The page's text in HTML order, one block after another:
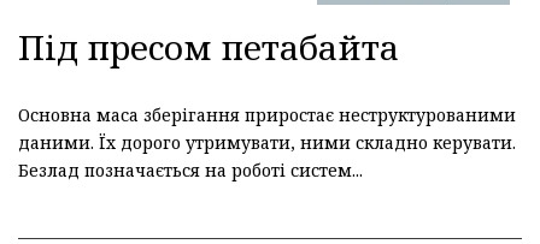
Пiд пресом петабайта
Основна маса зберігання приростає неструктурованими
даними. Їх дорого утримувати, ними складно керувати.
Безлад позначається на роботі систем...